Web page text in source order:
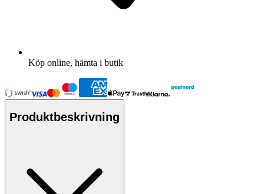
Köp online, hämta i butik
Produktbeskrivning